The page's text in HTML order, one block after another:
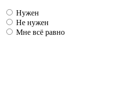
Нужен
Не нужен
Мне всё равно